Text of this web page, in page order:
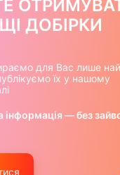
ДОБІРКИ
для Вас лише
їх у нашому
інформація — без